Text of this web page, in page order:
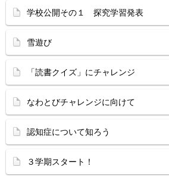
学校公開その１ 探究学習発表
雪遊び
「読書クイズ」にチャレンジ
なわとびチャレンジに向けて
認知症について知ろう
３学期スタート！